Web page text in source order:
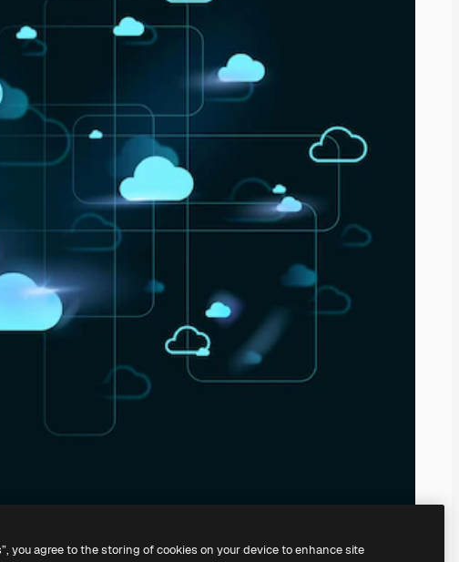
you agree to the storing of cookies on your device to enhance site